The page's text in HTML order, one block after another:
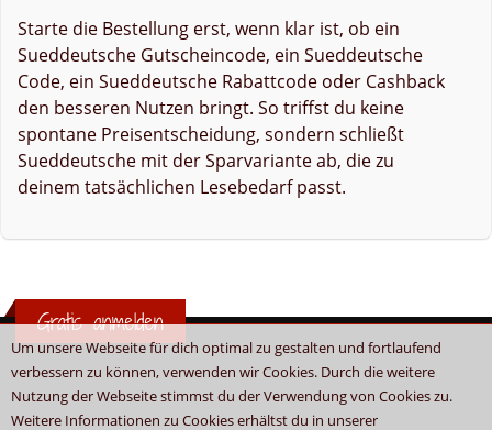
Um unsere Webseite für dich optimal zu gestalten und fortlaufend
verbessern zu können, verwenden wir Cookies. Durch die weitere
Nutzung der Webseite stimmst du der Verwendung von Cookies zu.
Weitere Informationen zu Cookies erhältst du in unserer
Starte die Bestellung erst, wenn klar ist, ob ein
Sueddeutsche Gutscheincode, ein Sueddeutsche
Code, ein Sueddeutsche Rabattcode oder Cashback
den besseren Nutzen bringt. So triffst du keine
spontane Preisentscheidung, sondern schließt
Sueddeutsche mit der Sparvariante ab, die zu
deinem tatsächlichen Lesebedarf passt.
Gratis anmelden